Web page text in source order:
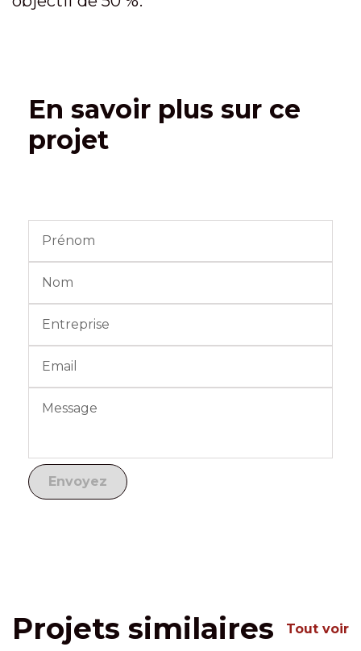
En savoir plus sur ce
projet
Projets similaires Tout voir